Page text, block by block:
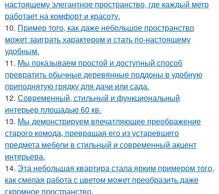
настоящему элегантное пространство, где каждый метр
работает на комфорт и красоту.
10. Пример того, как даже небольшое пространство
может заиграть характером и стать по-настоящему
удобным.
11. Мы показываем простой и доступный способ
превратить обычные деревянные поддоны в удобную
приподнятую грядку для дачи или сада.
12. Современный, стильный и функциональный
интерьер площадью 60 кв.
13. Мы демонстрируем впечатляющее преображение
старого комода, превращая его из устаревшего
предмета мебели в стильный и современный акцент
интерьера.
14. Эта небольшая квартира стала ярким примером того,
как смелая работа с цветом может преобразить даже
скромное пространство.